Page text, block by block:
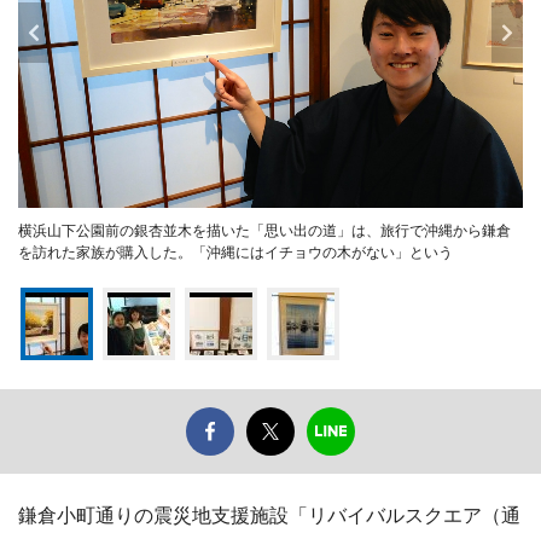
横浜山下公園前の銀杏並木を描いた「思い出の道」は、旅行で沖縄から鎌倉
を訪れた家族が購入した。「沖縄にはイチョウの木がない」という
鎌倉小町通りの震災地支援施設「リバイバルスクエア（通